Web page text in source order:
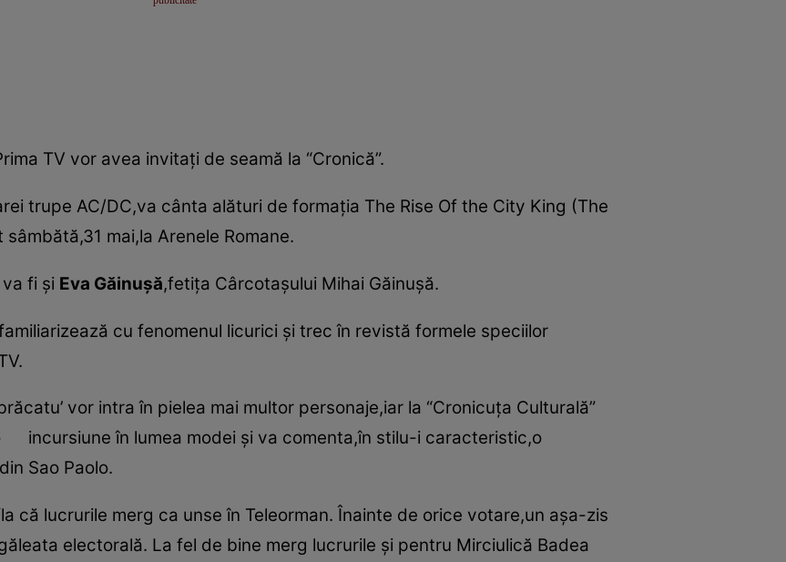
TV vor avea invitaţi de seamă la “Cronică”.
trupe AC/DC,va cânta alături de formaţia The Rise Of the City King (The
mai,la Arenele Romane.
fi şi Eva Găinuşă,fetiţa Cârcotaşului Mihai Găinuşă.
cu fenomenul licurici şi trec în revistă formele speciilor
vor intra în pielea mai multor personaje,iar la “Cronicuţa Culturală”
incursiune în lumea modei şi va comenta,în stilu-i caracteristic,o
Sao Paolo.
că lucrurile merg ca unse în Teleorman. Înainte de orice votare,un aşa-zis
electorală. La fel de bine merg lucrurile şi pentru Mirciulică Badea